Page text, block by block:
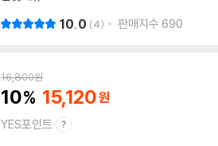
10.0 4 판매지수 690
16,800원
10 15,120
YES포인트